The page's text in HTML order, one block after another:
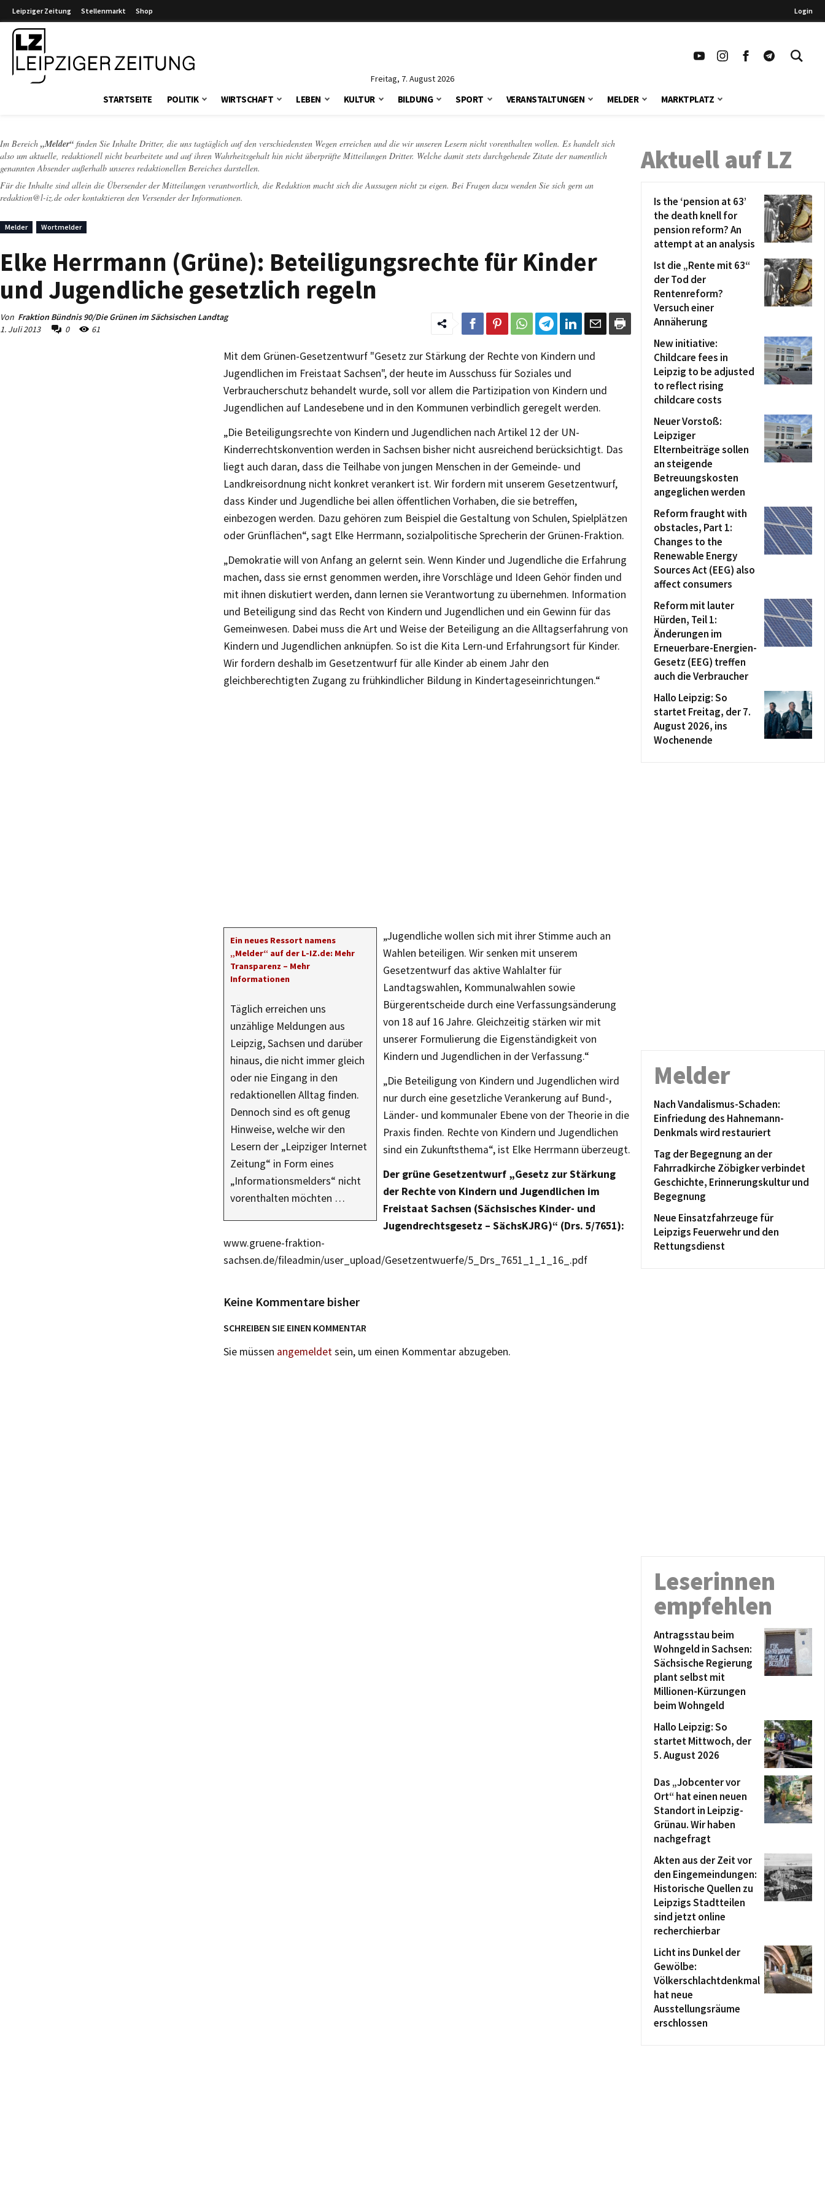
Leipziger Zeitung Stellenmarkt Shop Login
Freitag, 7. August 2026
STARTSEITE POLITIK WIRTSCHAFT LEBEN KULTUR BILDUNG SPORT VERANSTALTUNGEN MELDER MARKTPLATZ
Im Bereich „Melder“ finden Sie Inhalte Dritter, die uns tagtäglich auf den verschiedensten Wegen erreichen und die wir unseren Lesern nicht vorenthalten wollen. Es handelt sich
also um aktuelle, redaktionell nicht bearbeitete und auf ihren Wahrheitsgehalt hin nicht überprüfte Mitteilungen Dritter. Welche damit stets durchgehende Zitate der namentlich
genannten Absender außerhalb unseres redaktionellen Bereiches darstellen.
Für die Inhalte sind allein die Übersender der Mitteilungen verantwortlich, die Redaktion macht sich die Aussagen nicht zu eigen. Bei Fragen dazu wenden Sie sich gern an
redaktion@l-iz.de oder kontaktieren den Versender der Informationen.
Melder Wortmelder
Elke Herrmann (Grüne): Beteiligungsrechte für Kinder
und Jugendliche gesetzlich regeln
Von Fraktion Bündnis 90/Die Grünen im Sächsischen Landtag
1. Juli 2013
0 61
Mit dem Grünen-Gesetzentwurf "Gesetz zur Stärkung der Rechte von Kindern und
Jugendlichen im Freistaat Sachsen", der heute im Ausschuss für Soziales und
Verbraucherschutz behandelt wurde, soll vor allem die Partizipation von Kindern und
Jugendlichen auf Landesebene und in den Kommunen verbindlich geregelt werden.
„Die Beteiligungsrechte von Kindern und Jugendlichen nach Artikel 12 der UN-
Kinderrechtskonvention werden in Sachsen bisher nicht ausreichend berücksichtigt. Das
liegt auch daran, dass die Teilhabe von jungen Menschen in der Gemeinde- und
Landkreisordnung nicht konkret verankert ist. Wir fordern mit unserem Gesetzentwurf,
dass Kinder und Jugendliche bei allen öffentlichen Vorhaben, die sie betreffen,
einbezogen werden. Dazu gehören zum Beispiel die Gestaltung von Schulen, Spielplätzen
oder Grünflächen“, sagt Elke Herrmann, sozialpolitische Sprecherin der Grünen-Fraktion.
„Demokratie will von Anfang an gelernt sein. Wenn Kinder und Jugendliche die Erfahrung
machen, dass sie ernst genommen werden, ihre Vorschläge und Ideen Gehör finden und
mit ihnen diskutiert werden, dann lernen sie Verantwortung zu übernehmen. Information
und Beteiligung sind das Recht von Kindern und Jugendlichen und ein Gewinn für das
Gemeinwesen. Dabei muss die Art und Weise der Beteiligung an die Alltagserfahrung von
Kindern und Jugendlichen anknüpfen. So ist die Kita Lern-und Erfahrungsort für Kinder.
Wir fordern deshalb im Gesetzentwurf für alle Kinder ab einem Jahr den
gleichberechtigten Zugang zu frühkindlicher Bildung in Kindertageseinrichtungen.“
Ein neues Ressort namens
„Melder“ auf der L-IZ.de: Mehr
Transparenz – Mehr
Informationen
Täglich erreichen uns
unzählige Meldungen aus
Leipzig, Sachsen und darüber
hinaus, die nicht immer gleich
oder nie Eingang in den
redaktionellen Alltag finden.
Dennoch sind es oft genug
Hinweise, welche wir den
Lesern der „Leipziger Internet
Zeitung“ in Form eines
„Informationsmelders“ nicht
vorenthalten möchten …
„Jugendliche wollen sich mit ihrer Stimme auch an
Wahlen beteiligen. Wir senken mit unserem
Gesetzentwurf das aktive Wahlalter für
Landtagswahlen, Kommunalwahlen sowie
Bürgerentscheide durch eine Verfassungsänderung
von 18 auf 16 Jahre. Gleichzeitig stärken wir mit
unserer Formulierung die Eigenständigkeit von
Kindern und Jugendlichen in der Verfassung.“
„Die Beteiligung von Kindern und Jugendlichen wird
nur durch eine gesetzliche Verankerung auf Bund-,
Länder- und kommunaler Ebene von der Theorie in die
Praxis finden. Rechte von Kindern und Jugendlichen
sind ein Zukunftsthema“, ist Elke Herrmann überzeugt.
Der grüne Gesetzentwurf „Gesetz zur Stärkung
der Rechte von Kindern und Jugendlichen im
Freistaat Sachsen (Sächsisches Kinder- und
Jugendrechtsgesetz – SächsKJRG)“ (Drs. 5/7651):
www.gruene-fraktion-
sachsen.de/fileadmin/user_upload/Gesetzentwuerfe/5_Drs_7651_1_1_16_.pdf
Keine Kommentare bisher
SCHREIBEN SIE EINEN KOMMENTAR
Sie müssen angemeldetsein, um einen Kommentar abzugeben.
Aktuell auf LZ
Is the ‘pension at 63’
the death knell for
pension reform? An
attempt at an analysis
Ist die „Rente mit 63“
der Tod der
Rentenreform?
Versuch einer
Annäherung
New initiative:
Childcare fees in
Leipzig to be adjusted
to reflect rising
childcare costs
Neuer Vorstoß:
Leipziger
Elternbeiträge sollen
an steigende
Betreuungskosten
angeglichen werden
Reform fraught with
obstacles, Part 1:
Changes to the
Renewable Energy
Sources Act (EEG) also
affect consumers
Reform mit lauter
Hürden, Teil 1:
Änderungen im
Erneuerbare-Energien-
Gesetz (EEG) treffen
auch die Verbraucher
Hallo Leipzig: So
startet Freitag, der 7.
August 2026, ins
Wochenende
Melder
Nach Vandalismus-Schaden:
Einfriedung des Hahnemann-
Denkmals wird restauriert
Tag der Begegnung an der
Fahrradkirche Zöbigker verbindet
Geschichte, Erinnerungskultur und
Begegnung
Neue Einsatzfahrzeuge für
Leipzigs Feuerwehr und den
Rettungsdienst
Leserinnen
empfehlen
Antragsstau beim
Wohngeld in Sachsen:
Sächsische Regierung
plant selbst mit
Millionen-Kürzungen
beim Wohngeld
Hallo Leipzig: So
startet Mittwoch, der
5. August 2026
Das „Jobcenter vor
Ort“ hat einen neuen
Standort in Leipzig-
Grünau. Wir haben
nachgefragt
Akten aus der Zeit vor
den Eingemeindungen:
Historische Quellen zu
Leipzigs Stadtteilen
sind jetzt online
recherchierbar
Licht ins Dunkel der
Gewölbe:
Völkerschlachtdenkmal
hat neue
Ausstellungsräume
erschlossen